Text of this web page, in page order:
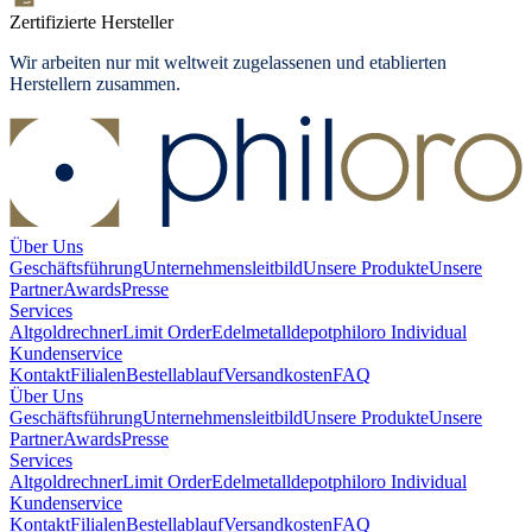
Zertifizierte Hersteller
Wir arbeiten nur mit weltweit zugelassenen und etablierten
Herstellern zusammen.
Über Uns
GeschäftsführungUnternehmensleitbildUnsere ProdukteUnsere
PartnerAwardsPresse
Services
AltgoldrechnerLimit OrderEdelmetalldepotphiloro Individual
Kundenservice
KontaktFilialenBestellablaufVersandkostenFAQ
Über Uns
GeschäftsführungUnternehmensleitbildUnsere ProdukteUnsere
PartnerAwardsPresse
Services
AltgoldrechnerLimit OrderEdelmetalldepotphiloro Individual
Kundenservice
KontaktFilialenBestellablaufVersandkostenFAQ